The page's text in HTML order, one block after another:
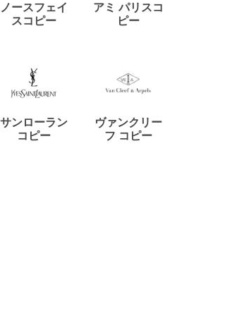
ノースフェイ
スコピー
アミ パリスコ
ピー
サンローラン
コピー
ヴァンクリー
フ コピー